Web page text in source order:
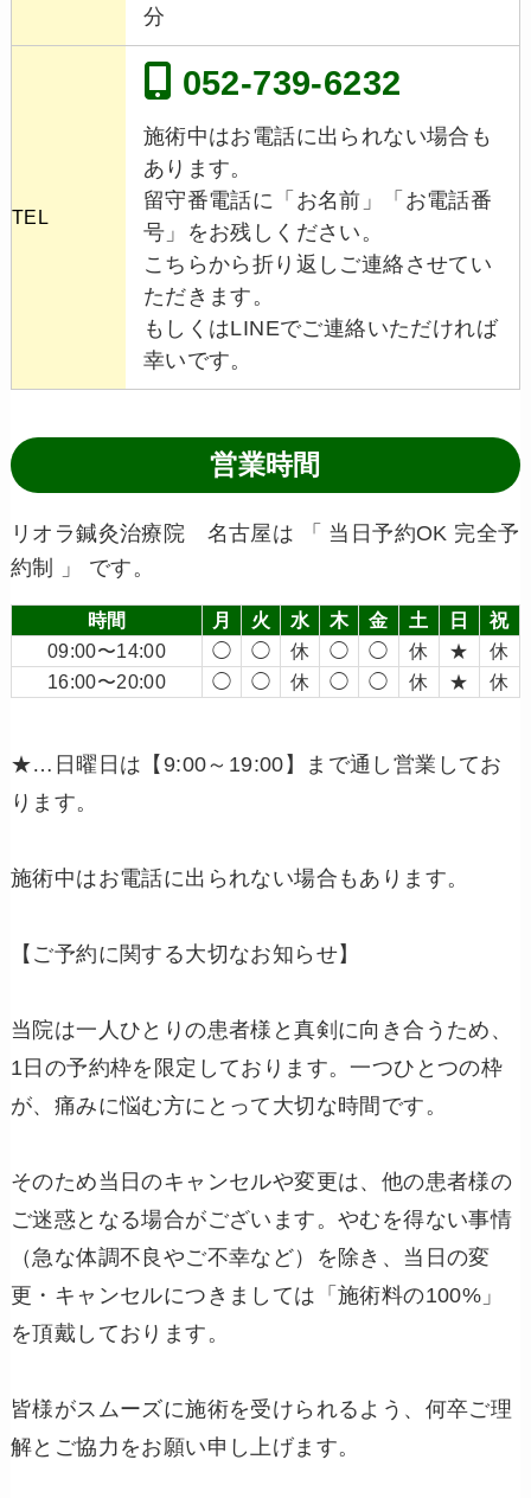
分
TEL
052-739-6232
施術中はお電話に出られない場合も
あります。
留守番電話に「お名前」「お電話番
号」をお残しください。
こちらから折り返しご連絡させてい
ただきます。
もしくはLINEでご連絡いただければ
幸いです。
営業時間
リオラ鍼灸治療院 名古屋は 「 当日予約OK 完全予
約制 」 です。
時間 月 火 水 木 金 土 日
祝
09:00〜14:00
◯ ◯ 休 ◯ ◯ 休 ★
休
16:00〜20:00
◯ ◯ 休 ◯ ◯ 休 ★ 休
★…日曜日は【9:00～19:00】まで通し営業してお
ります。
施術中はお電話に出られない場合もあります。
【ご予約に関する大切なお知らせ】
当院は一人ひとりの患者様と真剣に向き合うため、
1日の予約枠を限定しております。一つひとつの枠
が、痛みに悩む方にとって大切な時間です。
そのため当日のキャンセルや変更は、他の患者様の
ご迷惑となる場合がございます。やむを得ない事情
（急な体調不良やご不幸など）を除き、当日の変
更・キャンセルにつきましては「施術料の100%」
を頂戴しております。
皆様がスムーズに施術を受けられるよう、何卒ご理
解とご協力をお願い申し上げます。